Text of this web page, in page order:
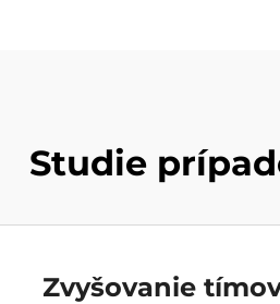
Studie
Zvyšovanie